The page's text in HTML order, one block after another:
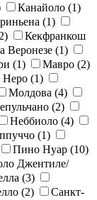
Канайоло (1)
(1)
Кекфранкош
Веронезе (1)
(1) Мавро (2)
Неро (1)
Молдова (4)
(2)
Неббиоло (4)
(1)
Пино Нуар (10)
Джентиле/
(3)
(2)
Санкт-